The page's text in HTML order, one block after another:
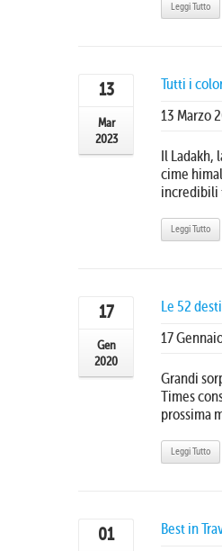
Leggi Tutto
13
Mar
2023
Tutti i
13 Marzo
Il Ladakh,
cime
incredibili
Leggi Tutto
17
Gen
2020
Le 52
17
Grandi
Times
prossima
Leggi Tutto
01
Best in